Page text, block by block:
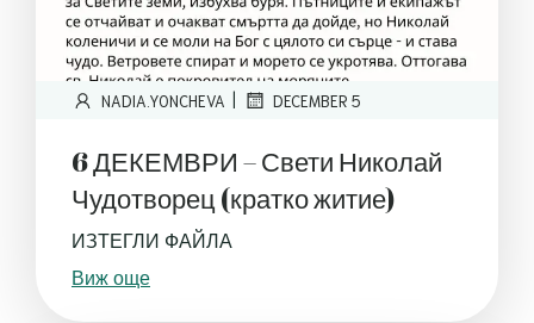
NADIA.YONCHEVA | DECEMBER 5
6 ДЕКЕМВРИ – Свети Николай
Чудотворец (кратко житие)
ИЗТЕГЛИ ФАЙЛА
Виж още